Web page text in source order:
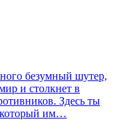
безумный шутер,
и столкнет в
Здесь ты
который им…